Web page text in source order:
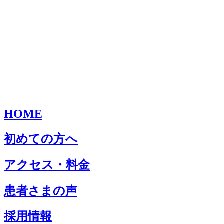
HOME
初めての方へ
アクセス・料金
患者さまの声
採用情報